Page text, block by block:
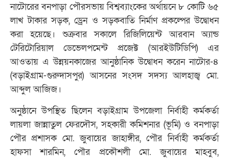
নাটোরের বনপাড়া পৌরসভায় বিশ্বব্যাংকের অর্থায়নে ৮ কোটি ৬৫
লাখ টাকার সড়ক, ড্রেন ও সড়কবাতি নির্মাণ প্রকল্পের উদ্বোধন
করা হয়েছে। শুক্রবার সকালে রিজিলিয়েন্ট আরবান অ্যান্ড
টেরিটোরিয়াল ডেভেলপমেন্ট প্রজেক্ট (আরইউটিডিপি) এর
আওতায় এ উন্নয়নকাজের আনুষ্ঠানিক উদ্বোধন করেন নাটোর-৪
(বড়াইগ্রাম-গুরুদাসপুর) আসনের সংসদ সদস্য আলহাজ্ব মো.
আব্দুল আজিজ।
অনুষ্ঠানে উপস্থিত ছিলেন বড়াইগ্রাম উপজেলা নির্বাহী কর্মকর্তা
লায়লা জান্নাতুল ফেরদৌস, সহকারী কমিশনার (ভূমি) ও বনপাড়া
পৌর প্রশাসক মো. জুবায়ের জাহাঙ্গীর, পৌর নির্বাহী কর্মকর্তা
হাফসা শারমিন, পৌর প্রকৌশলী মো. জুবায়ের মাহবুব,